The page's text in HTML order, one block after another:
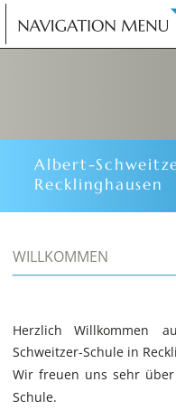
WILLKOMMEN
Herzlich Willkommen
Schweitzer-Schule in
Wir freuen uns sehr über
Schule.
Albert-
Recklinghausen